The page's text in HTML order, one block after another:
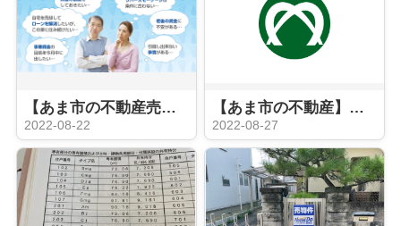
【あま市の不動産売却】家を売った後も住み続けるRN
2022-08-22
【あま市の不動産】あま市
2022-08-27